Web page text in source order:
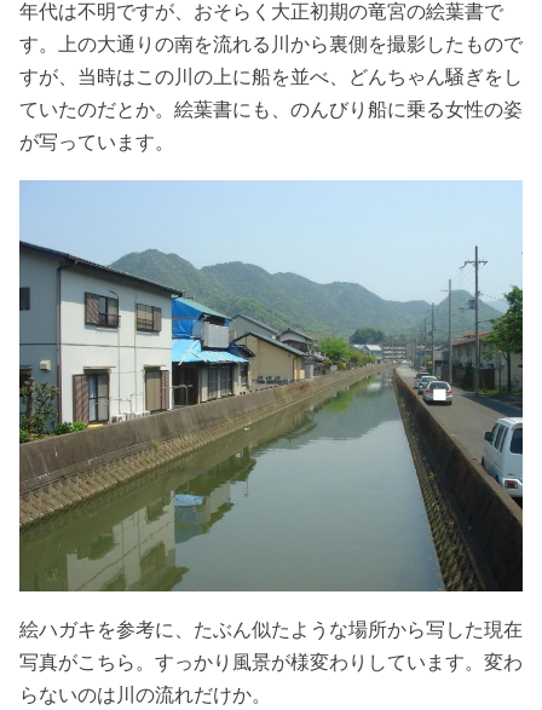
年代は不明ですが、おそらく大正初期の竜宮の絵葉書で
す。上の大通りの南を流れる川から裏側を撮影したもので
すが、当時はこの川の上に船を並べ、どんちゃん騒ぎをし
ていたのだとか。絵葉書にも、のんびり船に乗る女性の姿
が写っています。
絵ハガキを参考に、たぶん似たような場所から写した現在
写真がこちら。すっかり風景が様変わりしています。変わ
らないのは川の流れだけか。